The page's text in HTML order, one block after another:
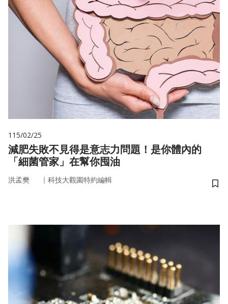
115/02/25
減肥失敗不見得是意志力問題！是你體內的
「細菌管家」在幫你囤油
洪孟樊 ｜ 科技大觀園特約編輯
儲